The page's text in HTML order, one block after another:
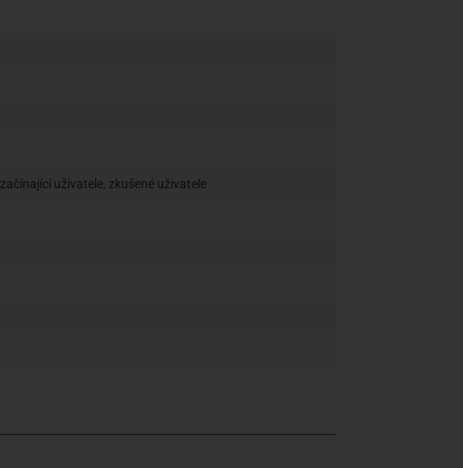
začínající uživatele, zkušené uživatele